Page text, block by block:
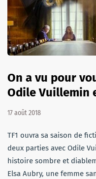
On a vu pour
Odile Vuillemin
17 août 2018
TF1 ouvra sa saison de
deux parties avec Odile
histoire sombre et
Elsa Aubry, une femme